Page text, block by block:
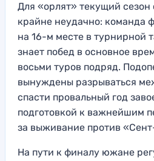
Для «орлят» текущий сезон
крайне неудачно: команда
на 16-м месте в турнирной
знает побед в основное
восьми туров подряд.
вынуждены разрываться
спасти провальный год
подготовкой к важнейшим
за выживание против
На пути к финалу южане